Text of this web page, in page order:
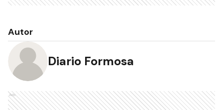
Autor
Diario Formosa
Ads